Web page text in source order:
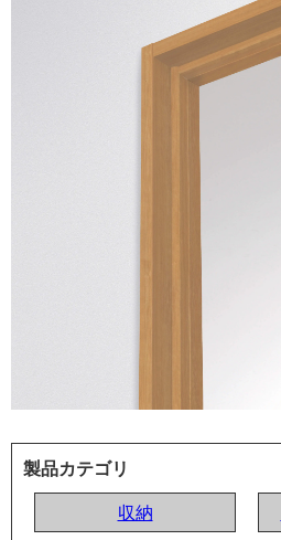
製品カテゴリ
収納